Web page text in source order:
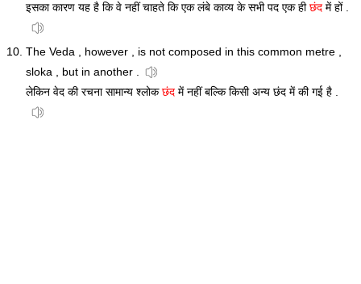
इसका कारण यह है कि वे नहीं चाहते कि एक लंबे काव्य के सभी पद एक हीछंद में हों .
The Veda , however , is not composed in this common metre ,
sloka , but in another .
लेकिन वेद की रचना सामान्य श्लोकछंद में नहीं बल्कि किसी अन्य छंद में की गई है .